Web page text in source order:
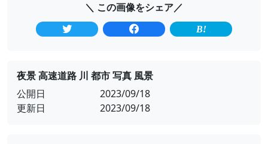
＼ この画像をシェア／
夜景 高速道路 川 都市 写真 風景
公開日
2023/09/18
更新日
2023/09/18